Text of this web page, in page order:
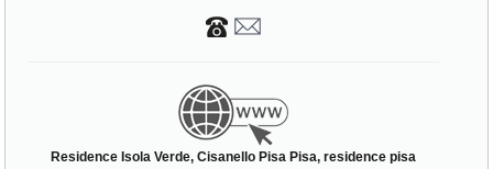
Residence Isola Verde, Cisanello Pisa Pisa, residence pisa